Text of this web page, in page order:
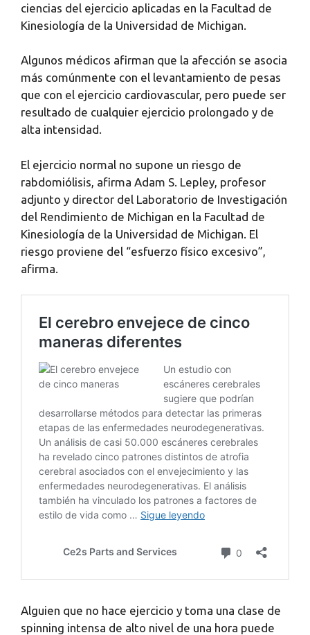
ciencias del ejercicio aplicadas en la Facultad de
Kinesiología de la Universidad de Michigan.
Algunos médicos afirman que la afección se asocia
más comúnmente con el levantamiento de pesas
que con el ejercicio cardiovascular, pero puede ser
resultado de cualquier ejercicio prolongado y de
alta intensidad.
El ejercicio normal no supone un riesgo de
rabdomiólisis, afirma Adam S. Lepley, profesor
adjunto y director del Laboratorio de Investigación
del Rendimiento de Michigan en la Facultad de
Kinesiología de la Universidad de Michigan. El
riesgo proviene del “esfuerzo físico excesivo”,
afirma.
Alguien que no hace ejercicio y toma una clase de
spinning intensa de alto nivel de una hora puede